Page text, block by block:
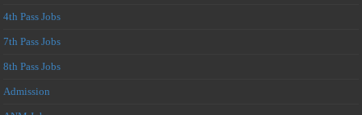
4th Pass Jobs
7th Pass Jobs
8th Pass Jobs
Admission